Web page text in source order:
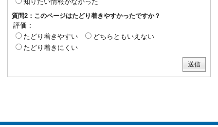
質問2：このページはたどり着きやすかったですか？
評価：
たどり着きやすい
どちらともいえない
たどり着きにくい